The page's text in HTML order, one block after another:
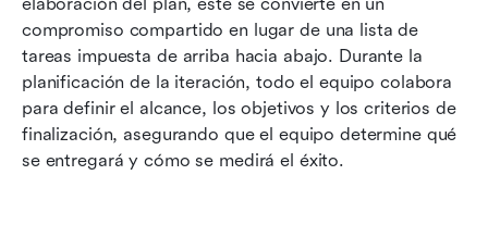
elaboración del plan, este se convierte en un
compromiso compartido en lugar de una lista de
tareas impuesta de arriba hacia abajo. Durante la
planificación de la iteración, todo el equipo colabora
para definir el alcance, los objetivos y los criterios de
finalización, asegurando que el equipo determine qué
se entregará y cómo se medirá el éxito.